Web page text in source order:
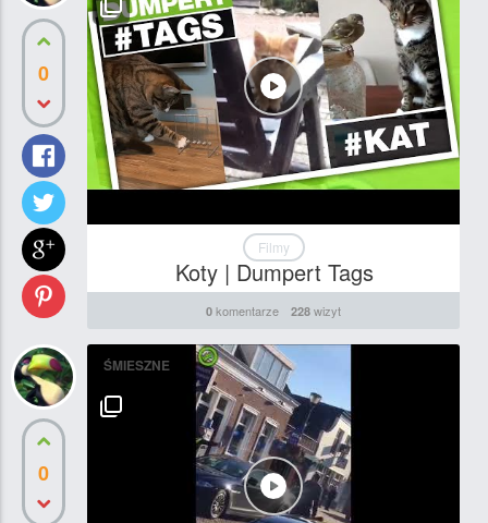
0
Filmy
Koty | Dumpert Tags
0 komentarze 228 wizyt
0
ŚMIESZNE